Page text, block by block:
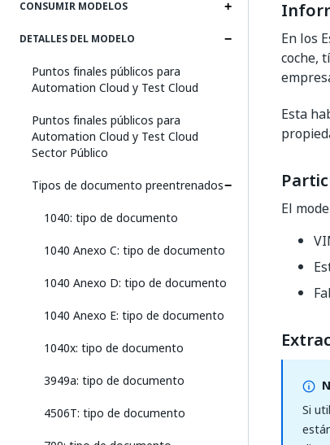
CONSUMIR MODELOS
DETALLES DEL MODELO
Puntos finales públicos para
Automation Cloud y Test Cloud
Puntos finales públicos para
Automation Cloud y Test Cloud
Sector Público
Tipos de documento preentrenados
1040: tipo de documento
1040 Anexo C: tipo de documento
1040 Anexo D: tipo de documento
1040 Anexo E: tipo de documento
1040x: tipo de documento
3949a: tipo de documento
4506T: tipo de documento
En los
coche,
Esta
El
Si